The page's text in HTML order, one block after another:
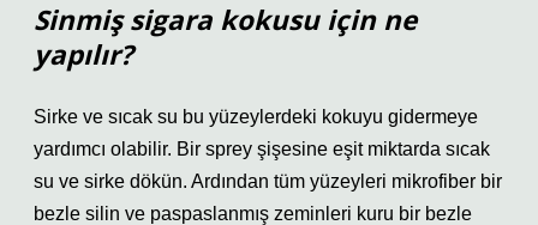
Sinmiş sigara kokusu için ne
yapılır?
Sirke ve sıcak su bu yüzeylerdeki kokuyu gidermeye
yardımcı olabilir. Bir sprey şişesine eşit miktarda sıcak
su ve sirke dökün. Ardından tüm yüzeyleri mikrofiber bir
bezle silin ve paspaslanmış zeminleri kuru bir bezle